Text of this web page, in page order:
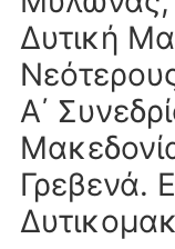
Δυτική
Α΄
Γρεβενά.